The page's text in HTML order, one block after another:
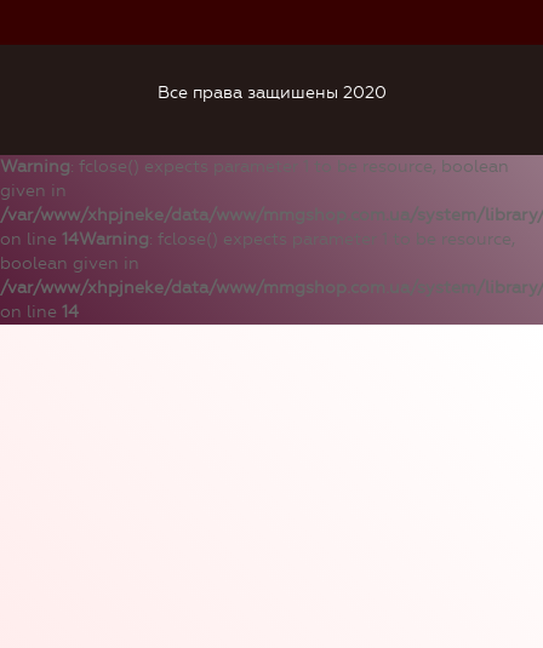
Все права защишены 2020
Warning: fclose() expects parameter 1 to be resource, boolean
given in
/var/www/xhpjneke/data/www/mmgshop.com.ua/system/
on line 14Warning: fclose() expects parameter 1 to be resource,
boolean given in
/var/www/xhpjneke/data/www/mmgshop.com.ua/system/
on line 14